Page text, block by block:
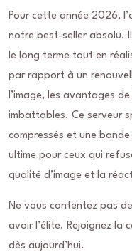
Pour cette année 2026,
notre best-seller absolu.
le long terme tout en
par rapport à un
l’image, les avantages
imbattables. Ce serveur
compressés et une
ultime pour ceux qui
qualité d’image et la
Ne vous contentez pas
avoir l’élite. Rejoignez la
dès aujourd’hui.